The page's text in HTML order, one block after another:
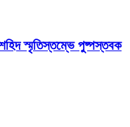
স্মৃতিস্তম্ভে পুষ্পস্তবক